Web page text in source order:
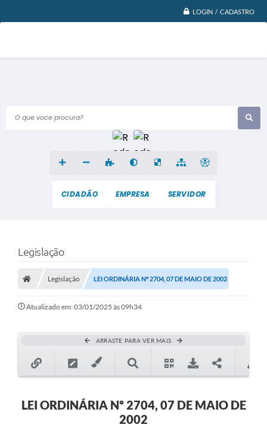
LOGIN / CADASTRO
O que voce procura?
CIDADÃO EMPRESA SERVIDOR
Legislação
Legislação LEI ORDINÁRIA Nº 2704, 07 DE MAIO DE 2002
Atualizado em: 03/01/2025 às 09h34
ARRASTE PARA VER MAIS
LEI ORDINÁRIA Nº 2704, 07 DE MAIO DE
2002